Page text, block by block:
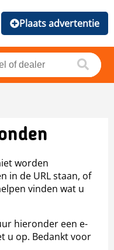
Plaats advertentie
worden
in de URL staan, of
vinden wat u
hieronder een e-
u op. Bedankt voor